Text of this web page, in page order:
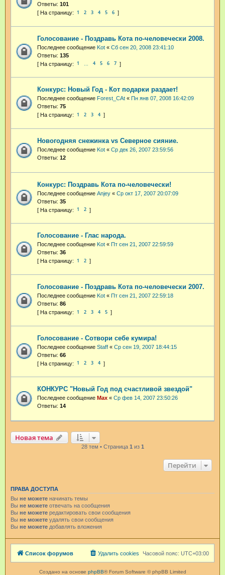
Ответы: 101
1 2 3 4 5 6
Голосование - Поздравь Кота по-человечески 2008.
Последнее сообщение Kot « Сб сен 20, 2008 23:41:10
Ответы: 135
1 4 5 6 7
Конкурс: Новый Год - Кот подарки раздает!
Последнее сообщение Forest_CAt « Пн янв 07, 2008 16:42:09
Ответы: 75
1 2 3 4
Новогодняя снежинка vs Северное сияние.
Последнее сообщение Kot « Ср дек 26, 2007 23:59:56
Ответы: 12
Конкурс: Поздравь Кота по-человечески!
Последнее сообщение Anjey « Ср окт 17, 2007 20:07:09
Ответы: 35
1 2
Голосование - Глас народа.
Последнее сообщение Kot « Пт сен 21, 2007 22:59:59
Ответы: 36
1 2
Голосование - Поздравь Кота по-человечески 2007.
Последнее сообщение Kot « Пт сен 21, 2007 22:59:18
Ответы: 86
1 2 3 4 5
Голосование - Сотвори себе кумира!
Последнее сообщение Staff « Ср сен 19, 2007 18:44:15
Ответы: 66
1 2 3 4
КОНКУРС "Новый Год под счастливой звездой"
Последнее сообщение Max « Ср фев 14, 2007 23:50:26
Ответы: 14
Новая тема
28 тем • Страница 1 из 1
Перейти
ПРАВА ДОСТУПА
Вы не можете начинать темы
Вы не можете отвечать на сообщения
Вы не можете редактировать свои сообщения
Вы не можете удалять свои сообщения
Вы не можете добавлять вложения
Список форумов Часовой пояс: UTC+03:00
Удалить cookies
Создано на основе phpBB® Forum Software © phpBB Limited